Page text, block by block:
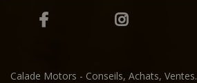
Calade Motors - Conseils, Achats, Ventes.